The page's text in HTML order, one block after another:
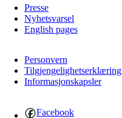
Presse
Nyhetsvarsel
English pages
Personvern
Tilgjengelighetserklæring
Informasjonskapsler
Facebook